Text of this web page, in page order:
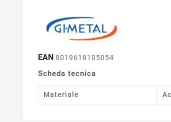
EAN 8019618105054
Scheda tecnica
Materiale